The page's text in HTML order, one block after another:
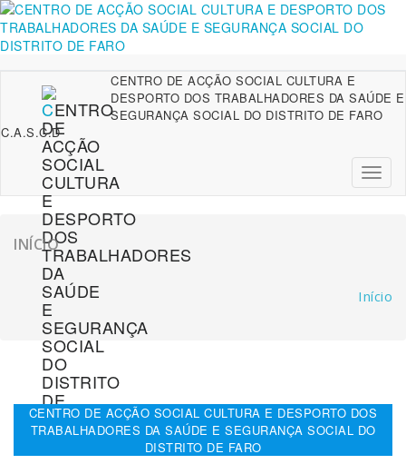
Saltar
para
o
CENTRO DE ACÇÃO SOCIAL CULTURA E
DESPORTO DOS TRABALHADORES DA SAÚDE E
SEGURANÇA SOCIAL DO DISTRITO DE FARO
C.A.S.C.D
a
INÍCIO
Início
CENTRO DE ACÇÃO SOCIAL CULTURA E DESPORTO DOS
TRABALHADORES DA SAÚDE E SEGURANÇA SOCIAL DO
DISTRITO DE FARO